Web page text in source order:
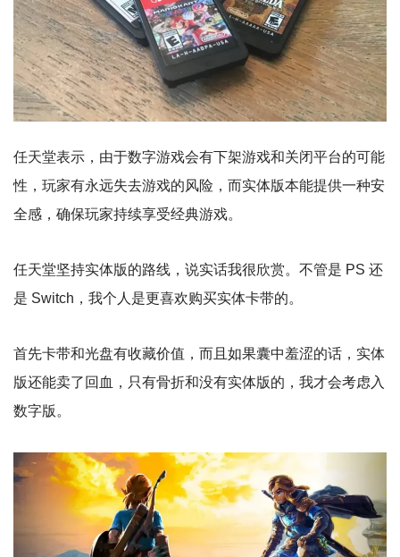
任天堂表示，由于数字游戏会有下架游戏和关闭平台的可能
性，玩家有永远失去游戏的风险，而实体版本能提供一种安
全感，确保玩家持续享受经典游戏。
任天堂坚持实体版的路线，说实话我很欣赏。不管是 PS 还
是 Switch，我个人是更喜欢购买实体卡带的。
首先卡带和光盘有收藏价值，而且如果囊中羞涩的话，实体
版还能卖了回血，只有骨折和没有实体版的，我才会考虑入
数字版。